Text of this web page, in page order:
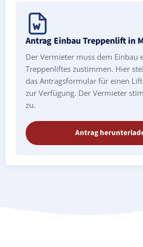
Antrag Einbau Treppenlift in
Der Vermieter muss dem Einbau
Treppenliftes zustimmen. Hier
das Antragsformular für einen
zur Verfügung. Der Vermieter
zu.
Antrag